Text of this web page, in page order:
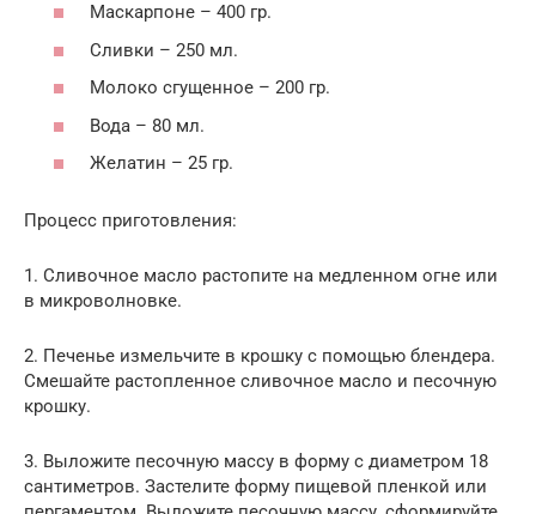
Маскарпоне – 400 гр.
Сливки – 250 мл.
Молоко сгущенное – 200 гр.
Вода – 80 мл.
Желатин – 25 гр.
Процесс приготовления:
1. Сливочное масло растопите на медленном огне или
в микроволновке.
2. Печенье измельчите в крошку с помощью блендера.
Смешайте растопленное сливочное масло и песочную
крошку.
3. Выложите песочную массу в форму с диаметром 18
сантиметров. Застелите форму пищевой пленкой или